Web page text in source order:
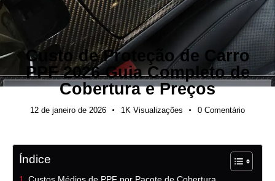
NOTÍCIAS DO SETOR
Custo de Proteção de Carro
PPF 2026 Guia Completo de
Cobertura e Preços
12 de janeiro de 2026 1K Visualizações 0 Comentário
Índice